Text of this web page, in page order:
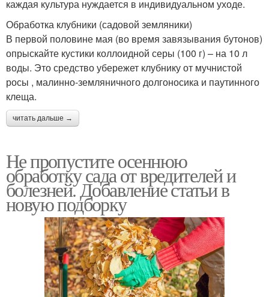
каждая культура нуждается в индивидуальном уходе.
Обработка клубники (садовой земляники)
В первой половине мая (во время завязывания бутонов)
опрыскайте кустики коллоидной серы (100 г) – на 10 л
воды. Это средство убережет клубнику от мучнистой
росы , малинно-земляничного долгоносика и паутинного
клеща.
читать дальше →
Не пропустите осеннюю
обработку сада от вредителей и
болезней. Добавление статьи в
новую подборку